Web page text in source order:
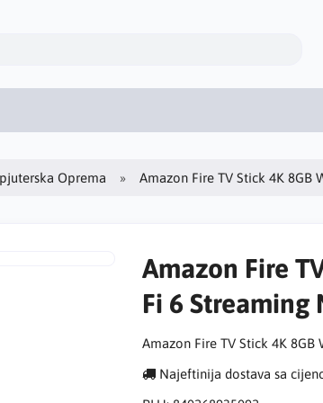
Oprema Amazon Fire TV Stick 4K 8GB
Amazon Fire
Fi 6 Streaming
Amazon Fire TV Stick 4K
Najeftinija dostava sa